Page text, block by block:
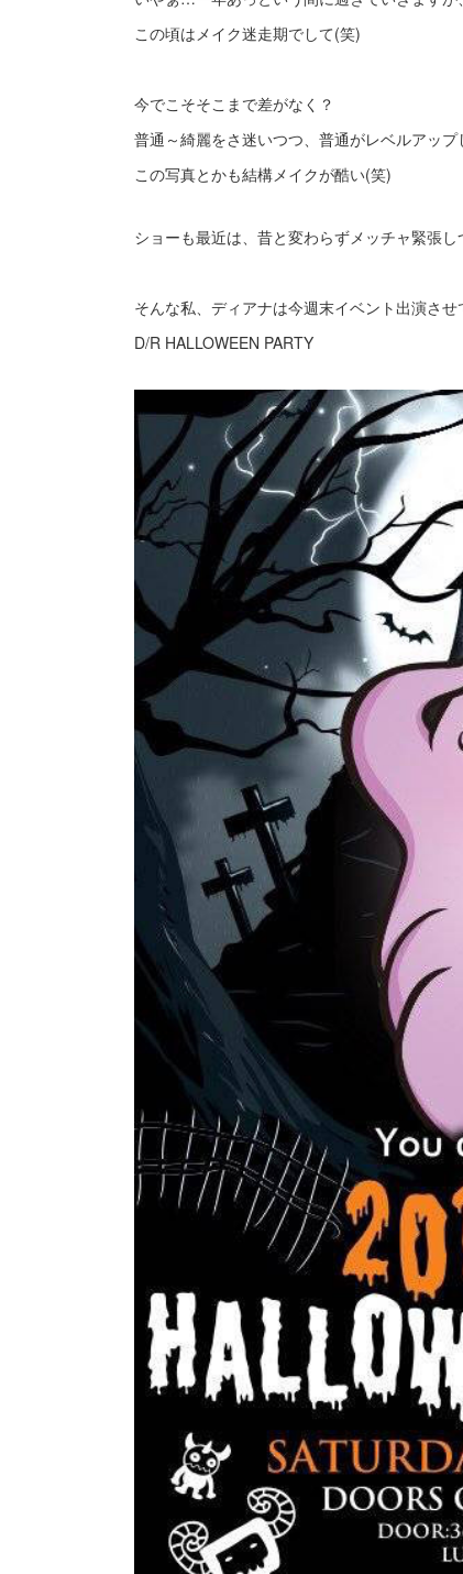
この頃はメイク迷走期でして(笑)
今でこそそこまで差がなく？
普通～綺麗をさ迷いつつ、普通がレベルアッ
この写真とかも結構メイクが酷い(笑)
ショーも最近は、 昔と変わらずメッチャ緊張し
そんな私、ディアナは今週末イベント出演させ
D/R HALLOWEEN PARTY